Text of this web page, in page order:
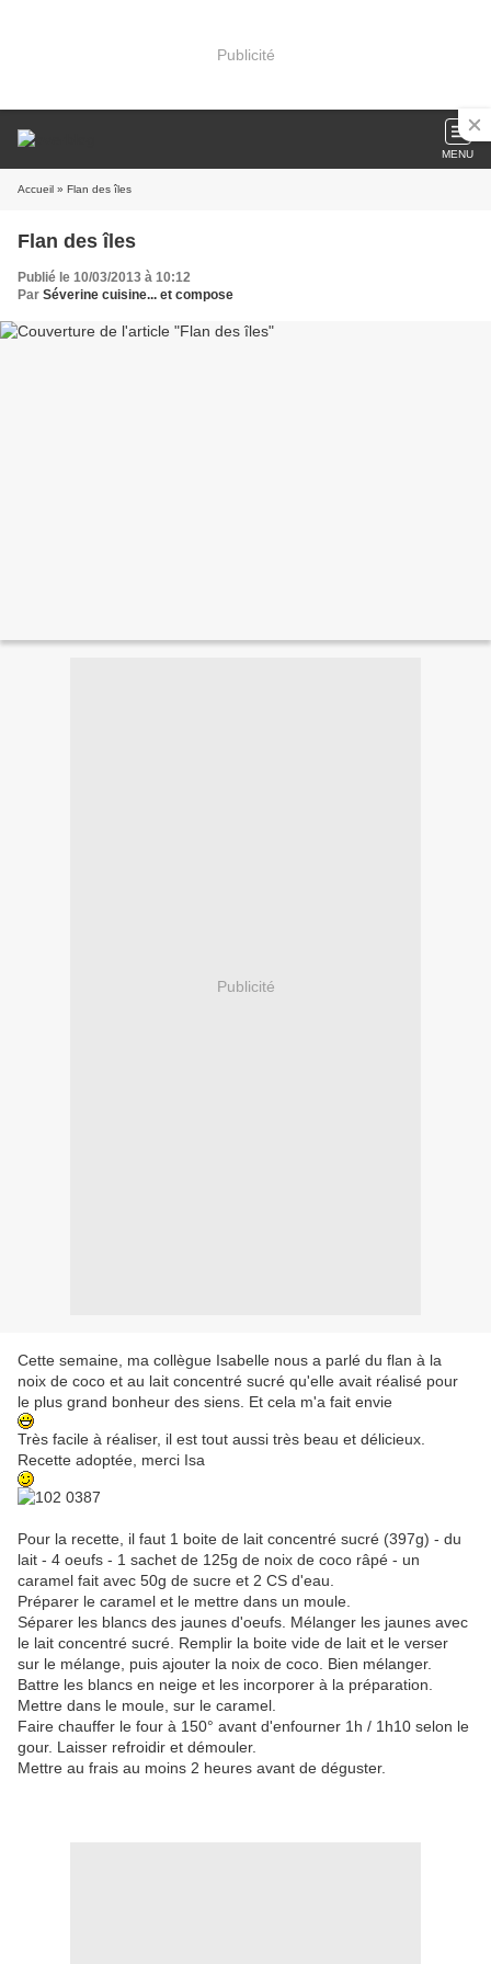
Publicité
MENU
Accueil » Flan des îles
Flan des îles
Publié le 10/03/2013 à 10:12
Par Séverine cuisine... et compose
Publicité
Cette semaine, ma collègue Isabelle nous a parlé du flan à la
noix de coco et au lait concentré sucré qu'elle avait réalisé pour
le plus grand bonheur des siens. Et cela m'a fait envie
Très facile à réaliser, il est tout aussi très beau et délicieux.
Recette adoptée, merci Isa
Pour la recette, il faut 1 boite de lait concentré sucré (397g) - du
lait - 4 oeufs - 1 sachet de 125g de noix de coco râpé - un
caramel fait avec 50g de sucre et 2 CS d'eau.
Préparer le caramel et le mettre dans un moule.
Séparer les blancs des jaunes d'oeufs. Mélanger les jaunes avec
le lait concentré sucré. Remplir la boite vide de lait et le verser
sur le mélange, puis ajouter la noix de coco. Bien mélanger.
Battre les blancs en neige et les incorporer à la préparation.
Mettre dans le moule, sur le caramel.
Faire chauffer le four à 150° avant d'enfourner 1h / 1h10 selon le
gour. Laisser refroidir et démouler.
Mettre au frais au moins 2 heures avant de déguster.